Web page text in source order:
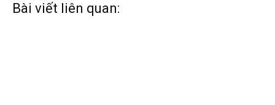
Bài viết liên quan: